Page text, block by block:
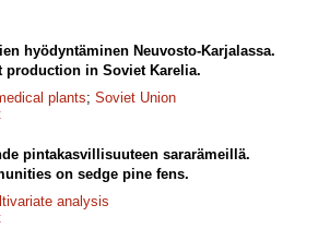
hyödyntäminen Neuvosto-Karjalassa.
in Soviet Karelia.
plants; Soviet Union
pintakasvillisuuteen sararämeillä.
on sedge pine fens.
analysis